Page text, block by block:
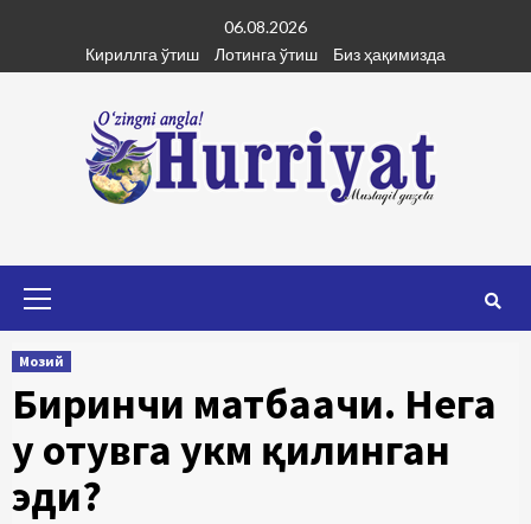
content
06.08.2026
Кириллга ўтиш
Лотинга ўтиш Биз ҳақимизда
Мозий
Биринчи матбаачи. Нега
у отувга ҳукм қилинган
эди?